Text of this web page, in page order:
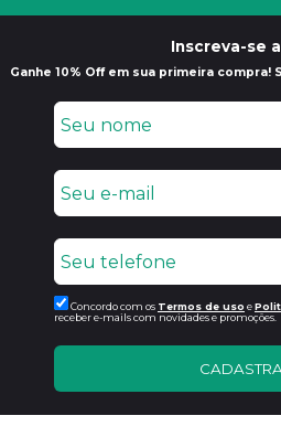
Inscreva-se
Ganhe 10% Off em sua primeira compra!
Concordo com os Termos de uso e
receber e-mails com novidades e promoções.